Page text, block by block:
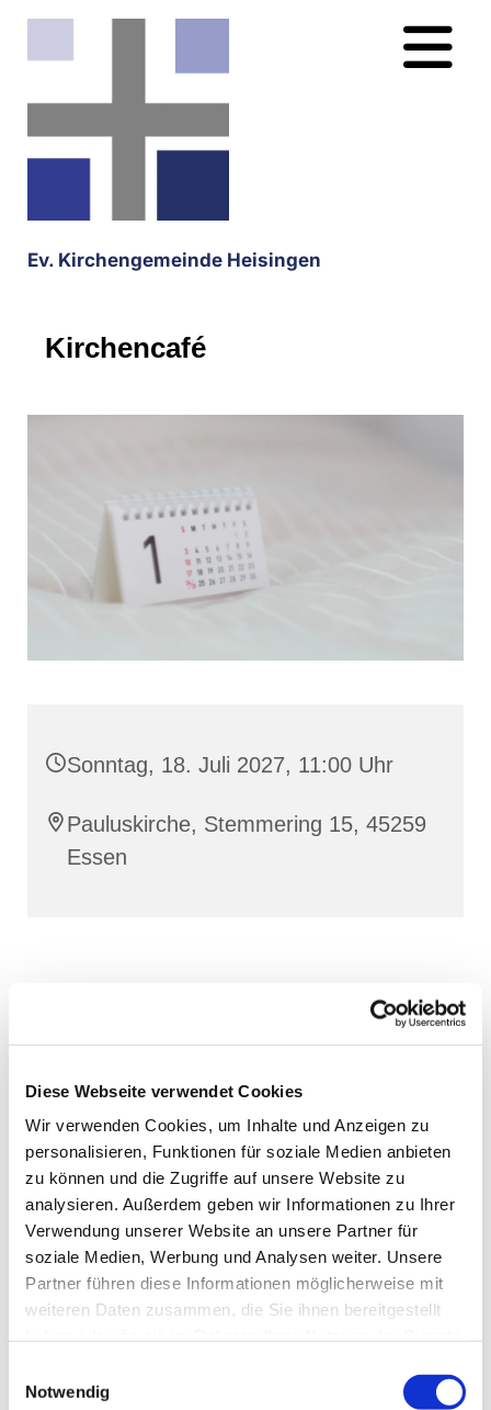
Diese Webseite verwendet Cookies
Wir verwenden Cookies, um Inhalte und Anzeigen zu
personalisieren, Funktionen für soziale Medien anbieten
zu können und die Zugriffe auf unsere Website zu
analysieren. Außerdem geben wir Informationen zu Ihrer
Verwendung unserer Website an unsere Partner für
soziale Medien, Werbung und Analysen weiter. Unsere
Partner führen diese Informationen möglicherweise mit
weiteren Daten zusammen, die Sie ihnen bereitgestellt
Notwendig
Ev. Kirchengemeinde Heisingen
Kirchencafé
Sonntag, 18. Juli 2027, 11:00 Uhr
Pauluskirche, Stemmering 15, 45259
Essen